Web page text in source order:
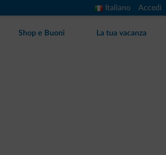
Italiano Accedi
Shop e Buoni La tua vacanza